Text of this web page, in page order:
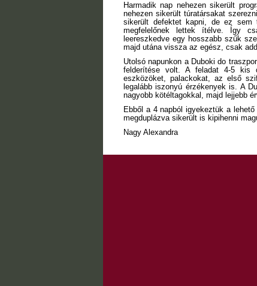
Harmadik nap nehezen sikerült
nehezen sikerült túratársakat
sikerült defektet kapni, de ez
megfelelőnek lettek ítélve. Így
leereszkedve egy hosszabb szűk
majd utána vissza az egész, csak
Utolsó napunkon a Duboki do
felderítése volt. A feladat 4-5 kis
eszközöket, palackokat, az első
legalább iszonyú érzékenyek is. A
nagyobb kötéltagokkal, majd lejjebb
Ebből a 4 napból igyekeztük a
megduplázva sikerült is kipihenni
Nagy Alexandra